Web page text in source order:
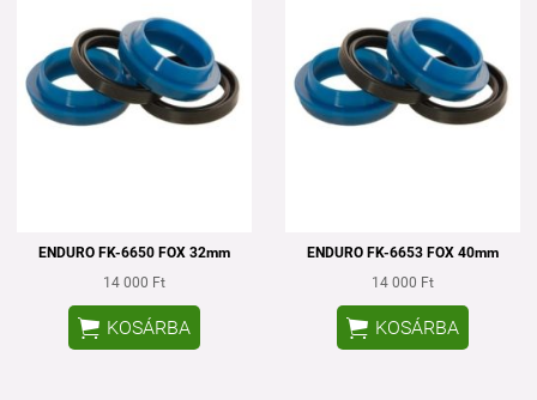
ENDURO FK-6650 FOX 32mm
14 000 Ft
 KOSÁRBA
ENDURO FK-6653 FOX 40mm
14 000 Ft
 KOSÁRBA